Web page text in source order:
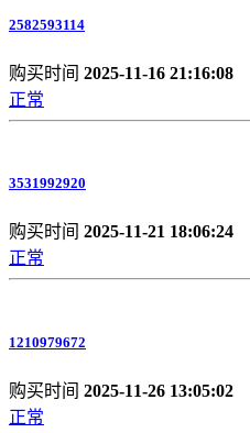
2582593114
购买时间 2025-11-16 21:16:08
正常
3531992920
购买时间 2025-11-21 18:06:24
正常
1210979672
购买时间 2025-11-26 13:05:02
正常